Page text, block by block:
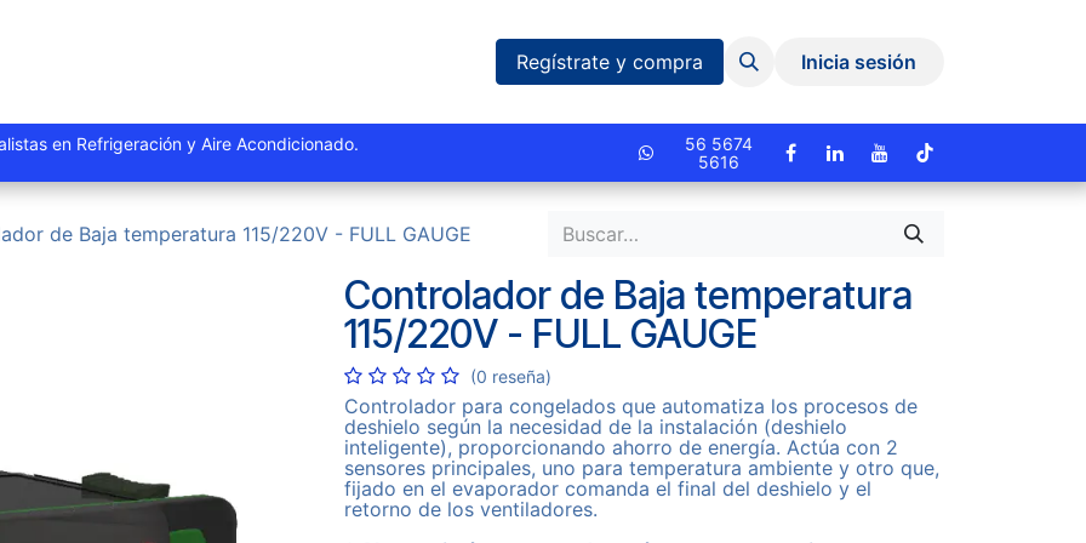
Sucursales Eventos y Capacitaciones Quiniela
Regístrate y compra Inicia sesión
y especialistas en Refrigeración y Aire Acondicionado.
56 5674
5616
de Baja temperatura 115/220V - FULL GAUGE
Controlador de Baja temperatura
115/220V - FULL GAUGE
(0 reseña)
Controlador para congelados que automatiza los procesos de
deshielo según la necesidad de la instalación (deshielo
inteligente), proporcionando ahorro de energía. Actúa con 2
sensores principales, uno para temperatura ambiente y otro que,
fijado en el evaporador comanda el final del deshielo y el
retorno de los ventiladores.